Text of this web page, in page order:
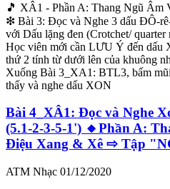
🎵 XÂ1 - Phần A: Thang Ngũ
❇ Bài 3: Đọc và Nghe 3 dấu ĐÔ-
với Dấu lặng đen (Crotchet/ quarter
Học viên mới cần LƯU Ý đến dấu
thứ 2 tính từ dưới lên của khuông
Xuống Bài 3_XA1: BTL3, bấm
thấy và nghe dấu XON
Bài 4_XÂ1: Đọc và Nghe
(5.1-2-3-5-1') 🔸Phần A:
Điệu Xang & Xê ⇨ Tập
ATM Nhạc 01/12/2020